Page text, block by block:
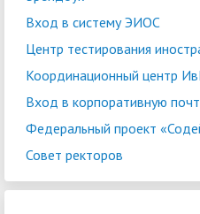
Вход в систему ЭИОС
Центр тестирования
Координационный центр
Вход в корпоративную
Федеральный проект
Совет ректоров